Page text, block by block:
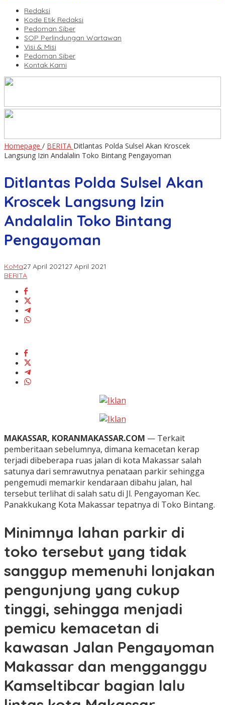
Redaksi
Kode Etik Redaksi
Pedoman Siber
SOP Perlindungan Wartawan
Visi & Misi
Pedoman Siber
Kontak Kami
Homepage / BERITA Ditlantas Polda Sulsel Akan Kroscek
Langsung Izin Andalalin Toko Bintang Pengayoman
Ditlantas Polda Sulsel Akan
Kroscek Langsung Izin
Andalalin Toko Bintang
Pengayoman
KoMa27 April 202127 April 2021
BERITA
MAKASSAR, KORANMAKASSAR.COM — Terkait
pemberitaan sebelumnya, dimana kemacetan kerap
terjadi dibeberapa ruas jalan di kota Makassar salah
satunya dari semrawutnya penataan parkir sehingga
pengemudi memarkir kendaraan dibahu jalan, hal
tersebut terlihat di salah satu di Jl. Pengayoman Kec.
Panakkukang Kota Makassar tepatnya di Toko Bintang.
Minimnya lahan parkir di
toko tersebut yang tidak
sanggup memenuhi lonjakan
pengunjung yang cukup
tinggi, sehingga menjadi
pemicu kemacetan di
kawasan Jalan Pengayoman
Makassar dan mengganggu
Kamseltibcar bagian lalu